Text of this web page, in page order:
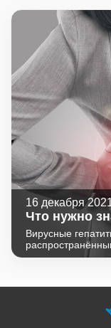
16 декабря
Что нужно
защитить?
Вирусные
приводят к
течения,